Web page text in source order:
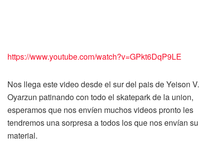
https://www.youtube.com/watch?v=GPkt6DqP9LE
Nos llega este video desde el sur del pais de Yeison V.
Oyarzun patinando con todo el skatepark de la union,
esperamos que nos envíen muchos videos pronto les
tendremos una sorpresa a todos los que nos envían su
material.